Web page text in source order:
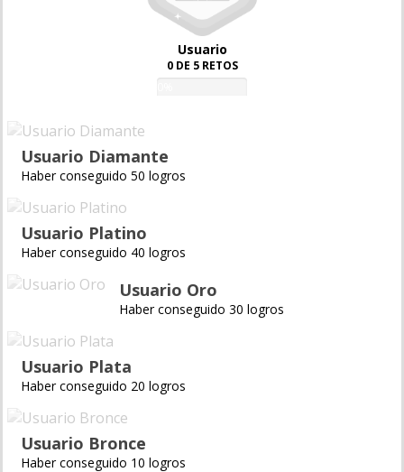
Usuario
0 DE 5 RETOS
Usuario Diamante
Haber conseguido 50 logros
Usuario Platino
Haber conseguido 40 logros
Usuario Oro
Haber conseguido 30 logros
Usuario Plata
Haber conseguido 20 logros
Usuario Bronce
Haber conseguido 10 logros